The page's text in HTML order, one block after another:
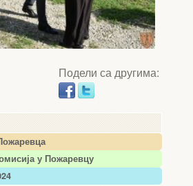
у Пожаревцу
Подели са другима: